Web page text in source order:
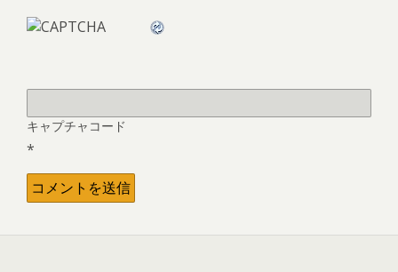
キャプチャコード
*